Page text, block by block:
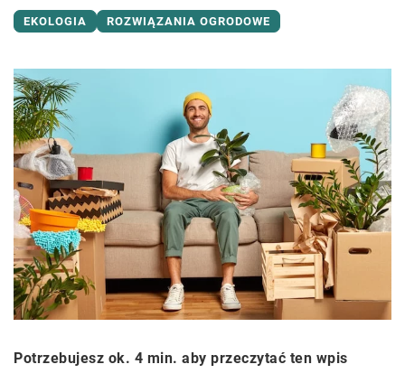
EKOLOGIA ROZWIĄZANIA OGRODOWE
Potrzebujesz ok. 4 min. aby przeczytać ten wpis